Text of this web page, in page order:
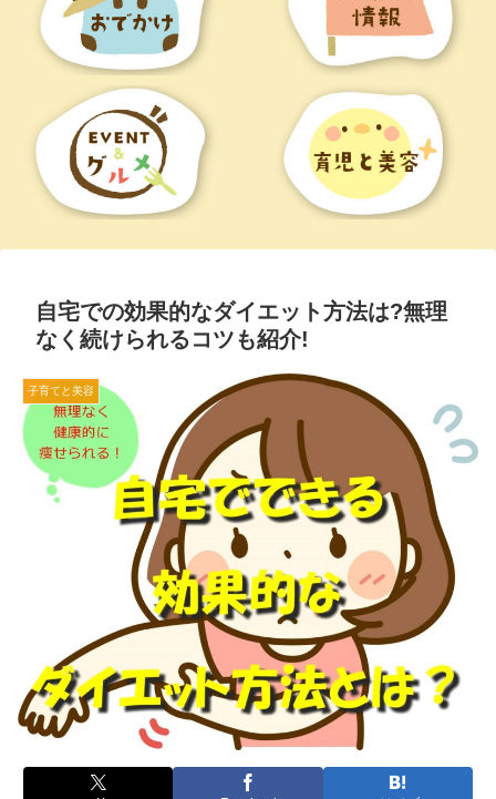
自宅での効果的なダイエット方法は?無理
なく続けられるコツも紹介!
子育てと美容